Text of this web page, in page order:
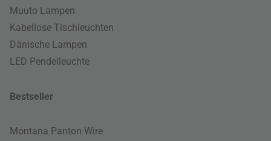
Muuto Lampen
Kabellose Tischleuchten
Dänische Lampen
LED Pendelleuchte
Bestseller
Montana Panton Wire